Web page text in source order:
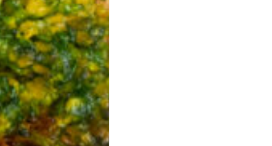
35er Falafel-Halloumi Mix
vegan vegetarisch
Falafel und Halloumi mit zwei Soßen · kräftig,
handgemacht, zum teilen.Fingerfood
Veranstaltungen
39,50 €
(inkl. MwSt.)